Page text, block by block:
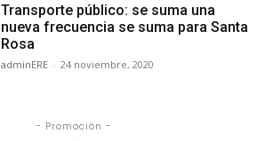
Transporte público: se suma una
nueva frecuencia se suma para Santa
Rosa
adminERE - 24 noviembre, 2020
- Promoción -